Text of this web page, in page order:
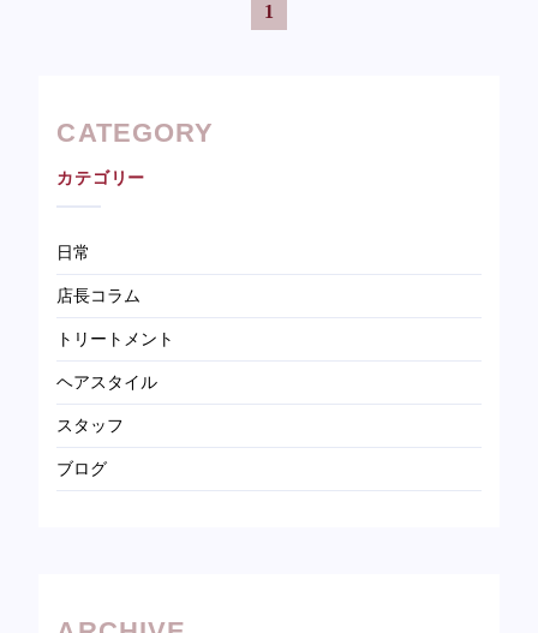
1
CATEGORY
カテゴリー
日常
店長コラム
トリートメント
ヘアスタイル
スタッフ
ブログ